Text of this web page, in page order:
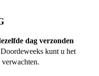
dag verzonden
kunt u het